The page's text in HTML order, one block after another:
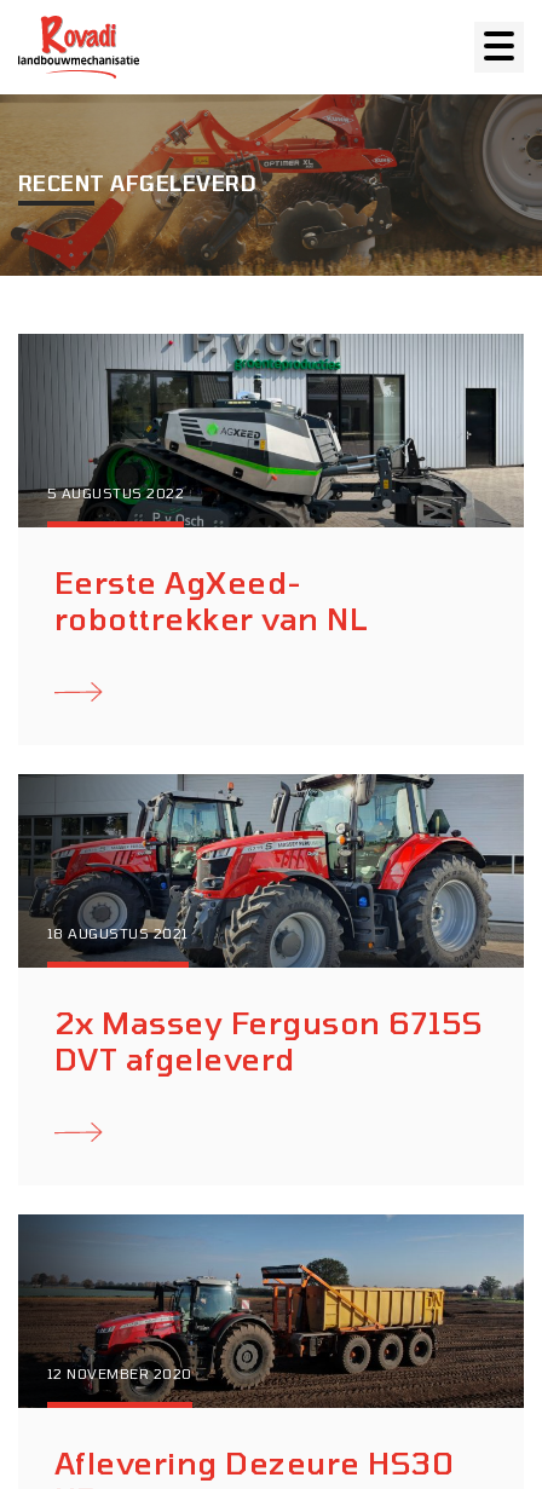
RECENT AFGELEVERD
5 AUGUSTUS 2022
Eerste AgXeed-
robottrekker van NL
18 AUGUSTUS 2021
2x Massey Ferguson 6715S
DVT afgeleverd
12 NOVEMBER 2020
Aflevering Dezeure HS30